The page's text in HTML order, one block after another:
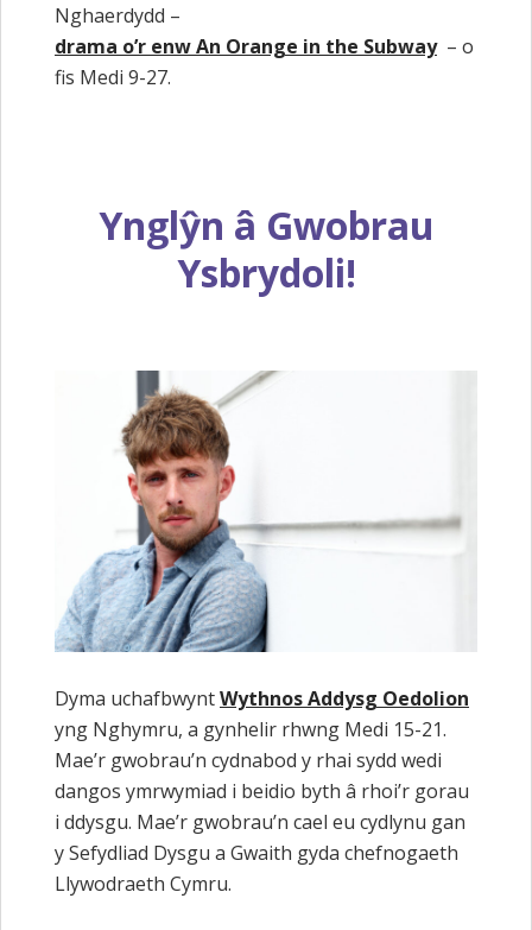
Nghaerdydd –
drama o’r enw An Orange in the Subway– o
fis Medi 9-27.
Ynglŷn â Gwobrau
Ysbrydoli!
Dyma uchafbwyntWythnos Addysg Oedolion
yng Nghymru, a gynhelir rhwng Medi 15-21.
Mae’r gwobrau’n cydnabod y rhai sydd wedi
dangos ymrwymiad i beidio byth â rhoi’r gorau
i ddysgu. Mae’r gwobrau’n cael eu cydlynu gan
y Sefydliad Dysgu a Gwaith gyda chefnogaeth
Llywodraeth Cymru.